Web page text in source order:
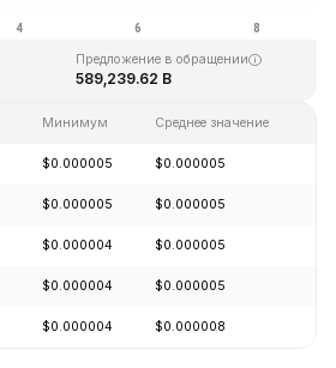
$0.000000
Предложение в обращении
589,239.62 B
Минимум Среднее значение
$0.000005 $0.000005
$0.000005 $0.000005
$0.000004 $0.000005
$0.000004 $0.000005
$0.000004 $0.000008